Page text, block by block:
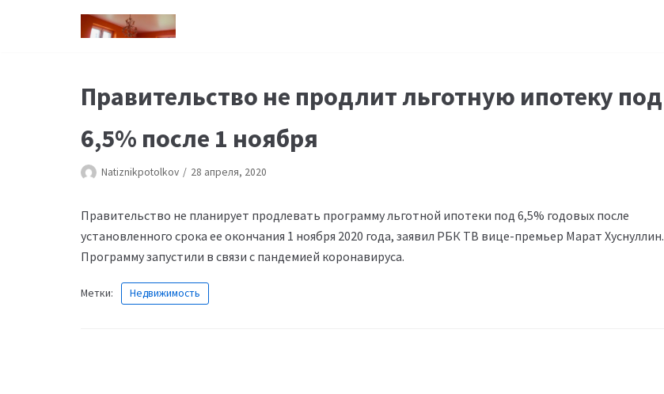
Правительство не продлит льготную ипотеку под
6,5% после 1 ноября
Natiznikpotolkov 28 апреля, 2020
Правительство не планирует продлевать программу льготной ипотеки под 6,5% годовых после
установленного срока ее окончания 1 ноября 2020 года, заявил РБК ТВ вице-премьер Марат Хуснуллин.
Программу запустили в связи с пандемией коронавируса.
Метки: Недвижимость